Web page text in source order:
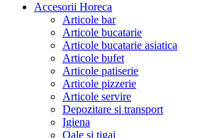
Accesorii Horeca
Articole bar
Articole bucatarie
Articole bucatarie asiatica
Articole bufet
Articole patiserie
Articole pizzerie
Articole servire
Depozitare si transport
Igiena
Oale si tigai